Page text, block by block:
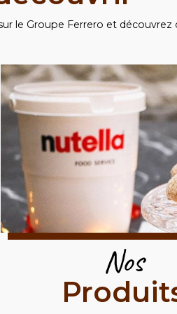
le Groupe Ferrero et découvrez
Nos